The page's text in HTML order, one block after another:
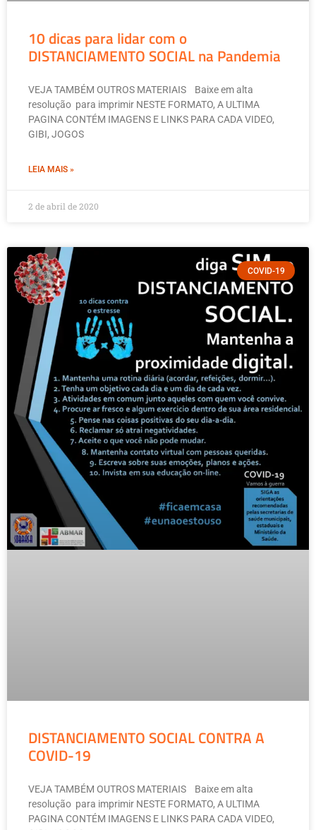
10 dicas para lidar com o
DISTANCIAMENTO SOCIAL na Pandemia
VEJA TAMBÉM OUTROS MATERIAIS Baixe em alta
resolução para imprimir NESTE FORMATO, A ULTIMA
PAGINA CONTÉM IMAGENS E LINKS PARA CADA VIDEO,
GIBI, JOGOS
LEIA MAIS »
2 de abril de 2020
COVID-19
DISTANCIAMENTO SOCIAL CONTRA A
COVID-19
VEJA TAMBÉM OUTROS MATERIAIS Baixe em alta
resolução para imprimir NESTE FORMATO, A ULTIMA
PAGINA CONTÉM IMAGENS E LINKS PARA CADA VIDEO,